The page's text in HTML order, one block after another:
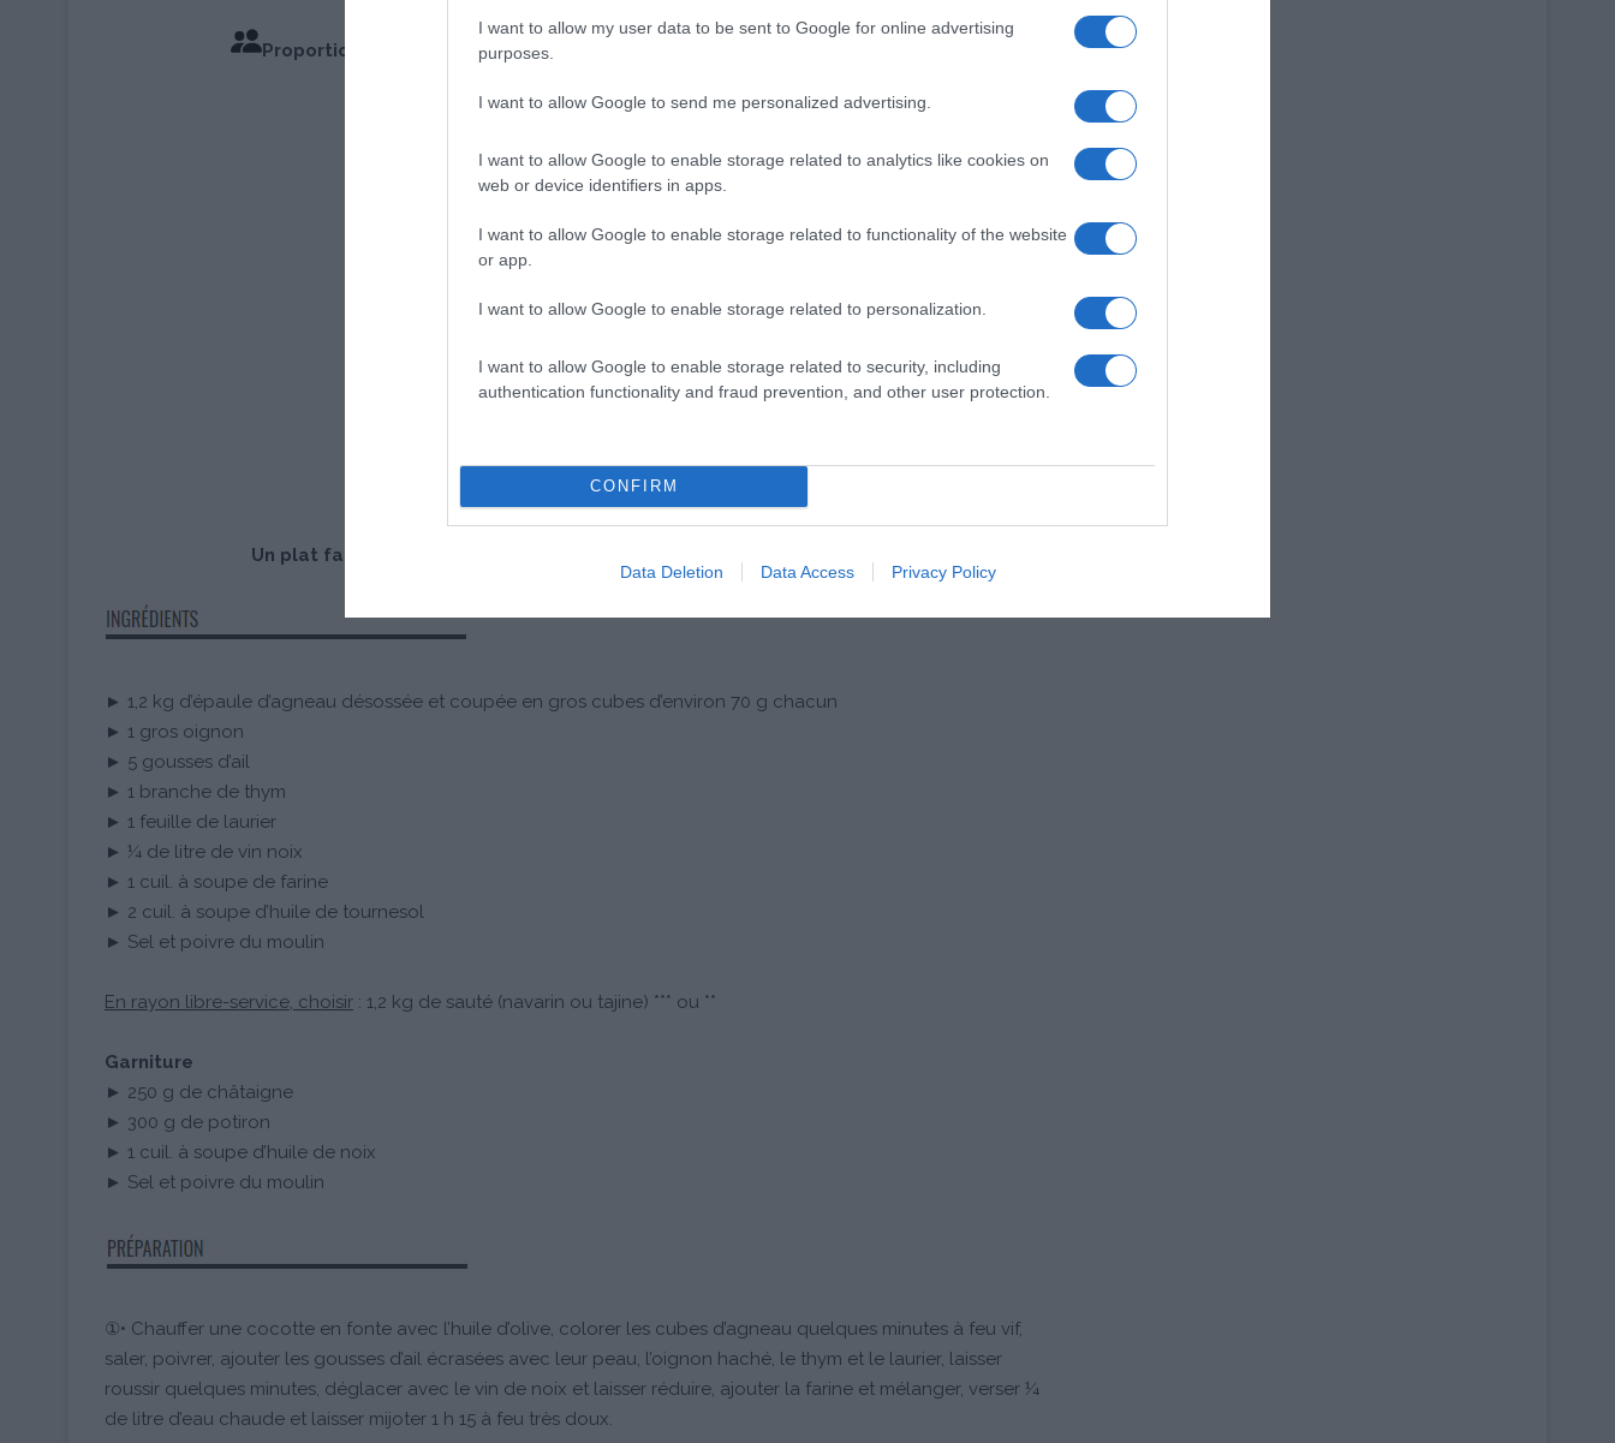
I want to allow my user data to be sent to Google for online advertising
purposes.
I want to allow Google to send me personalized advertising.
I want to allow Google to enable storage related to analytics like cookies on
web or device identifiers in apps.
I want to allow Google to enable storage related to functionality of the website
or app.
I want to allow Google to enable storage related to personalization.
I want to allow Google to enable storage related to security, including
authentication functionality and fraud prevention, and other user protection.
CONFIRM
Data Deletion Data Access Privacy Policy
Proportions pour 4 à 6 Personnes
Temps de Cuisson 1 h 30 Minutes
Un plat familial et chaleureux qui fleure bon les légumes d'automne !
► 1,2 kg d’épaule d’agneau désossée et coupée en gros cubes d’environ 70 g chacun
► 1 gros oignon
► 5 gousses d’ail
► 1 branche de thym
► 1 feuille de laurier
► ¼ de litre de vin noix
► 1 cuil. à soupe de farine
► 2 cuil. à soupe d’huile de tournesol
► Sel et poivre du moulin
En rayon libre-service, choisir : 1,2 kg de sauté (navarin ou tajine) *** ou **
Garniture
► 250 g de châtaigne
► 300 g de potiron
► 1 cuil. à soupe d’huile de noix
► Sel et poivre du moulin
①• Chauffer une cocotte en fonte avec l’huile d’olive, colorer les cubes d’agneau quelques minutes à feu vif,
saler, poivrer, ajouter les gousses d’ail écrasées avec leur peau, l’oignon haché, le thym et le laurier, laisser
roussir quelques minutes, déglacer avec le vin de noix et laisser réduire, ajouter la farine et mélanger, verser ¼
de litre d’eau chaude et laisser mijoter 1 h 15 à feu très doux.